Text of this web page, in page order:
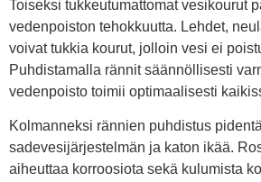
Toiseksi tukkeutumattomat vesikourut
vedenpoiston tehokkuutta. Lehdet,
voivat tukkia kourut, jolloin vesi ei
Puhdistamalla rännit säännöllisesti
vedenpoisto toimii optimaalisesti
Kolmanneksi rännien puhdistus
sadevesijärjestelmän ja katon ikää.
aiheuttaa korroosiota sekä kulumista